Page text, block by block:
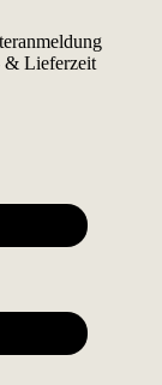
& Lieferzeit